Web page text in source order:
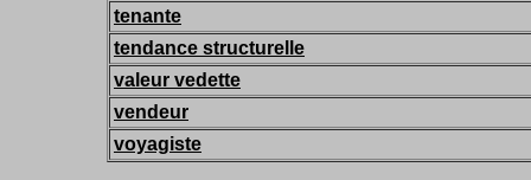
tenante
tendance structurelle
valeur vedette
vendeur
voyagiste